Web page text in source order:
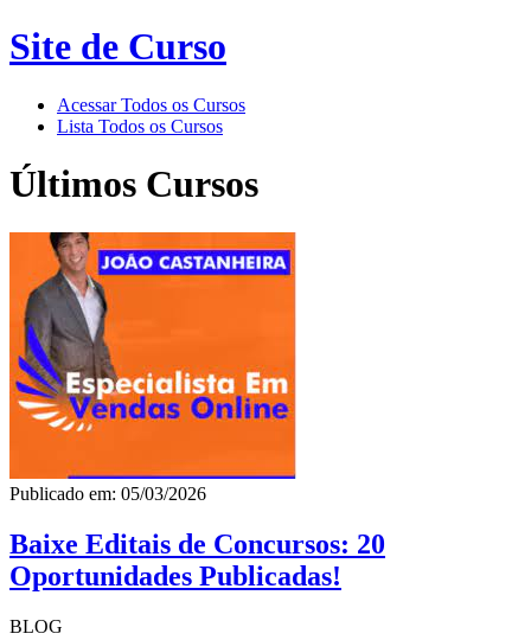
Site de Curso
Acessar Todos os Cursos
Lista Todos os Cursos
Últimos Cursos
Publicado em: 05/03/2026
Baixe Editais de Concursos: 20
Oportunidades Publicadas!
BLOG